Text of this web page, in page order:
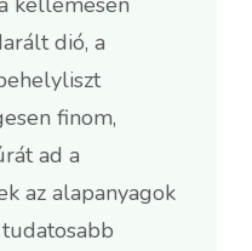
dió, a
finom,
ad a
az alapanyagok